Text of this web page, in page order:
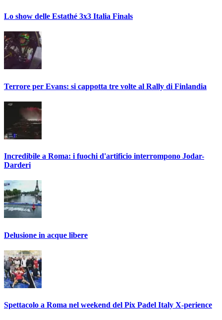
Lo show delle Estathé 3x3 Italia Finals
Terrore per Evans: si cappotta tre volte al Rally di Finlandia
Incredibile a Roma: i fuochi d'artificio interrompono Jodar-
Darderi
Delusione in acque libere
Spettacolo a Roma nel weekend del Pix Padel Italy X-perience